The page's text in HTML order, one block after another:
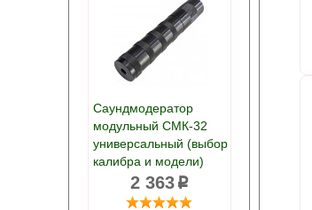
Саундмодератор
модульный СМК-32
универсальный (выбор
калибра и модели)
2 363p